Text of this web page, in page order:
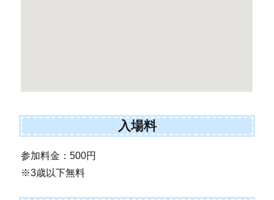
入場料
参加料金：500円
※3歳以下無料